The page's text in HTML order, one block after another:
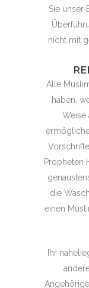
Sie unser
nicht mit
Alle
haben,
Weise
Propheten
die
einen
Ihr